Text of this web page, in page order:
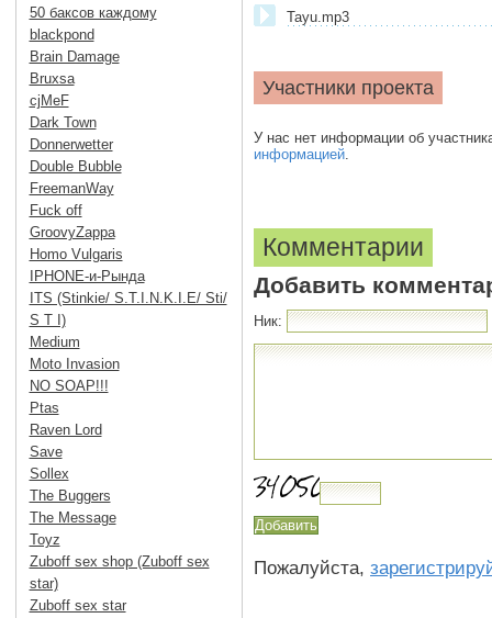
Tayu.mp3
Участники проекта
У нас нет информации об
информацией.
Комментарии
Добавить
Ник:
Пожалуйста,
50 баксов каждому
blackpond
Brain Damage
Bruxsa
cjMeF
Dark Town
Donnerwetter
Double Bubble
FreemanWay
Fuck off
GroovyZappa
Homo Vulgaris
IPHONE-и-Рында
ITS (Stinkie/ S.T.I.N.K.I.E/ Sti/
S T I)
Medium
Moto Invasion
NO SOAP!!!
Ptas
Raven Lord
Save
Sollex
The Buggers
The Message
Toyz
Zuboff sex shop (Zuboff sex
star)
Zuboff sex star